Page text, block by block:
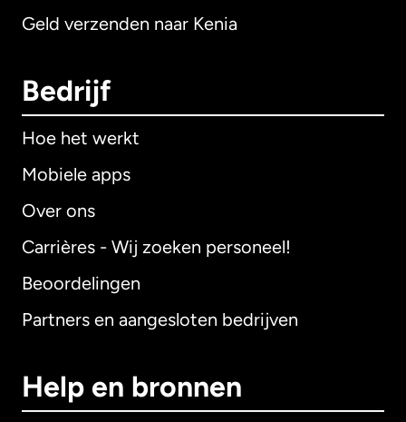
Geld verzenden naar Kenia
Bedrijf
Hoe het werkt
Mobiele apps
Over ons
Carrières - Wij zoeken personeel!
Beoordelingen
Partners en aangesloten bedrijven
Help en bronnen